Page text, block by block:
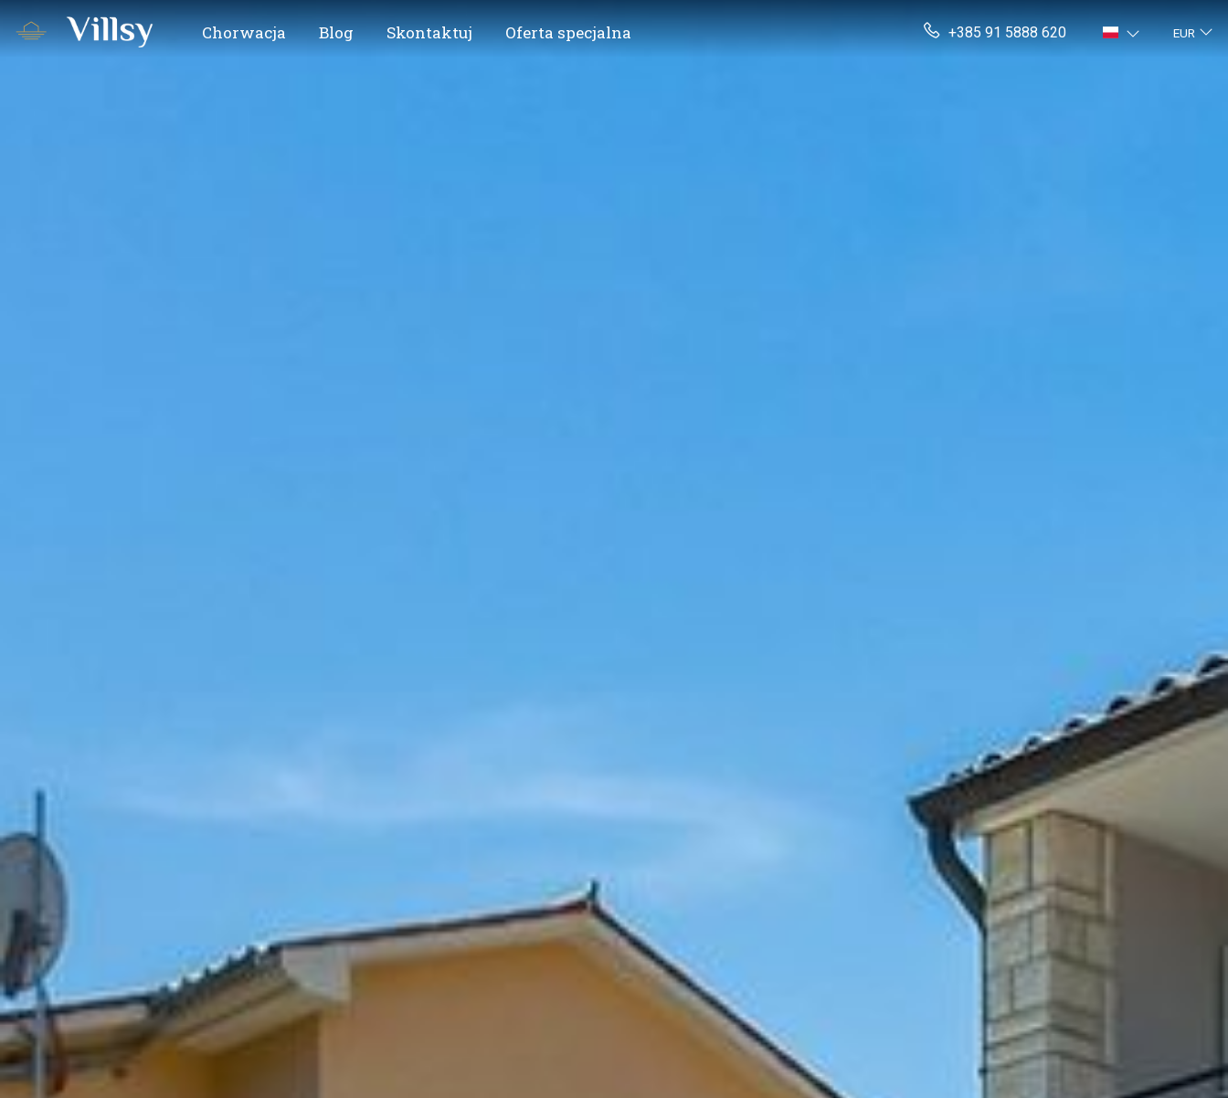
Chorwacja Blog Skontaktuj Oferta specjalna +385 91 5888 620 EUR